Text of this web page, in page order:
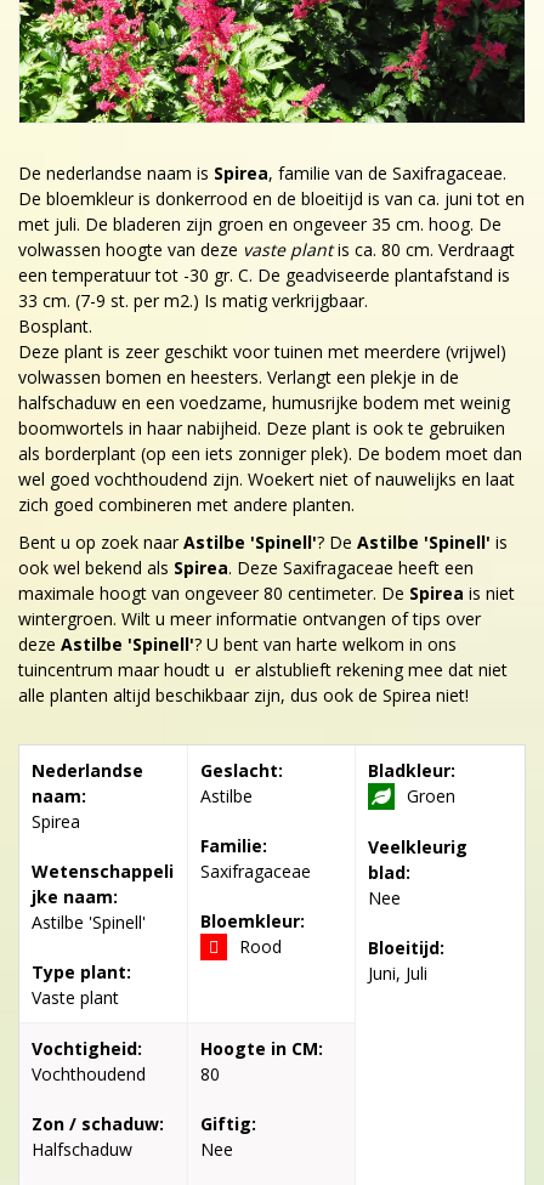
De nederlandse naam is Spirea, familie van de Saxifragaceae.
De bloemkleur is donkerrood en de bloeitijd is van ca. juni tot en
met juli. De bladeren zijn groen en ongeveer 35 cm. hoog. De
volwassen hoogte van deze vaste plantis ca. 80 cm. Verdraagt
een temperatuur tot -30 gr. C. De geadviseerde plantafstand is
33 cm. (7-9 st. per m2.) Is matig verkrijgbaar.
Bosplant.
Deze plant is zeer geschikt voor tuinen met meerdere (vrijwel)
volwassen bomen en heesters. Verlangt een plekje in de
halfschaduw en een voedzame, humusrijke bodem met weinig
boomwortels in haar nabijheid. Deze plant is ook te gebruiken
als borderplant (op een iets zonniger plek). De bodem moet dan
wel goed vochthoudend zijn. Woekert niet of nauwelijks en laat
zich goed combineren met andere planten.
Bent u op zoek naarAstilbe 'Spinell'? De Astilbe 'Spinell' is
ook wel bekend als Spirea. Deze Saxifragaceae heeft een
maximale hoogt van ongeveer 80 centimeter. De Spirea is niet
wintergroen. Wilt u meer informatie ontvangen of tips over
deze Astilbe 'Spinell'? U bent van harte welkom in ons
tuincentrum maar houdt u er alstublieft rekening mee dat niet
alle planten altijd beschikbaar zijn, dus ook de Spirea niet!
Nederlandse
naam:
Spirea
Wetenschappeli
jke naam:
Astilbe 'Spinell'
Type plant:
Vaste plant
Geslacht:
Astilbe
Familie:
Saxifragaceae
Bloemkleur:
Rood
Bladkleur:
Groen
Veelkleurig
blad:
Nee
Bloeitijd:
Juni, Juli
Vochtigheid:
Vochthoudend
Zon / schaduw:
Halfschaduw
Hoogte in CM:
80
Giftig:
Nee